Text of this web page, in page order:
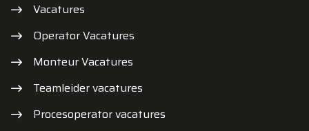
Vacatures
Operator Vacatures
Monteur Vacatures
Teamleider vacatures
Procesoperator vacatures